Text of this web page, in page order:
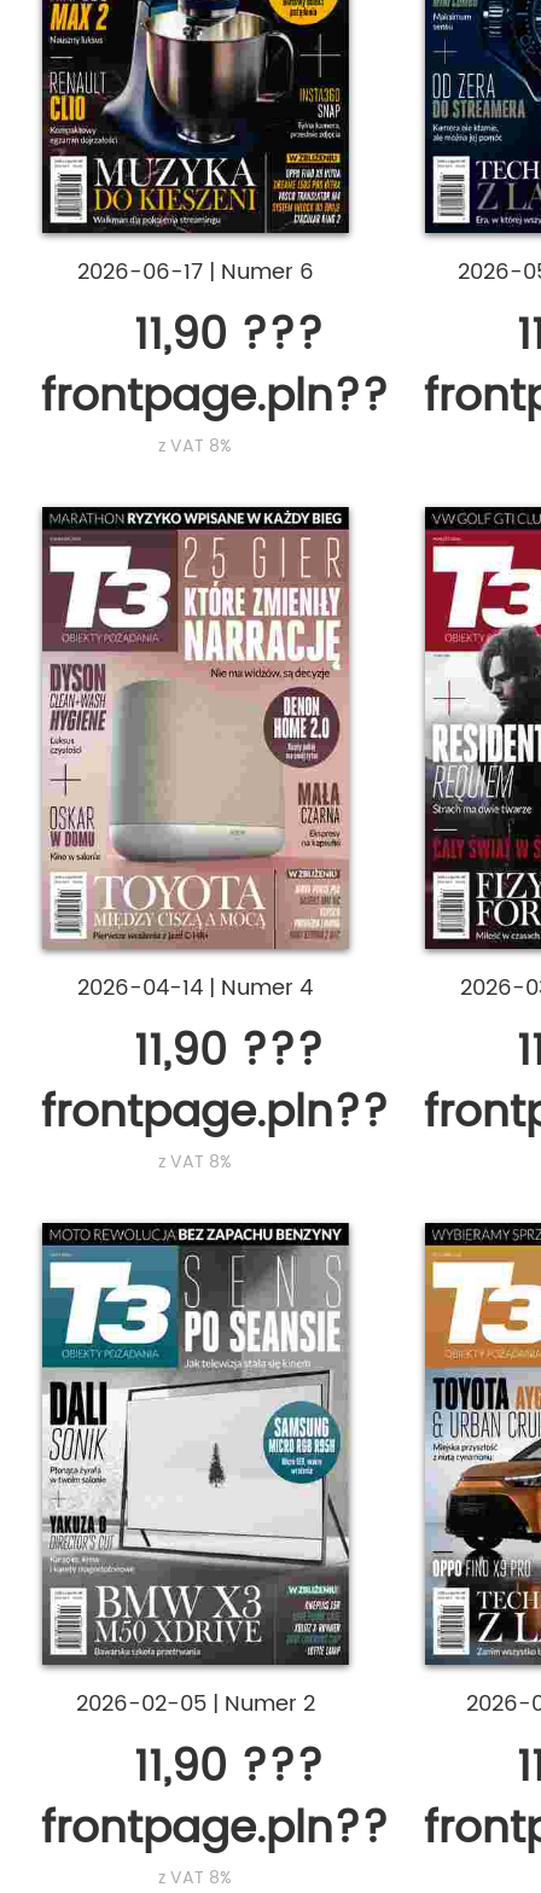
2026-06-17 | Numer 6
11,90 ???
frontpage.pln???
z VAT 8%
2026-
2026-04-14 | Numer 4
11,90 ???
frontpage.pln???
z VAT 8%
2026-
2026-02-05 | Numer 2
11,90 ???
frontpage.pln???
z VAT 8%
2026-